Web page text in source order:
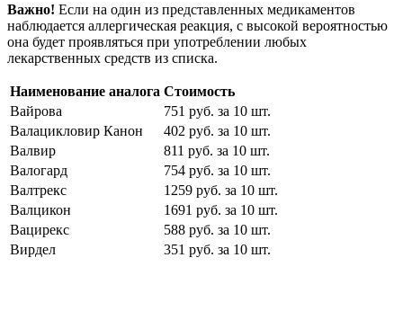
Важно! Если на один из представленных медикаментов
наблюдается аллергическая реакция, с высокой вероятностью
она будет проявляться при употреблении любых
лекарственных средств из списка.
Наименование аналога Стоимость
Вайрова
751 руб. за 10 шт.
Валацикловир Канон
402 руб. за 10 шт.
Валвир
811 руб. за 10 шт.
Валогард
754 руб. за 10 шт.
Валтрекс
1259 руб. за 10 шт.
Валцикон
1691 руб. за 10 шт.
Вацирекс
588 руб. за 10 шт.
Вирдел
351 руб. за 10 шт.